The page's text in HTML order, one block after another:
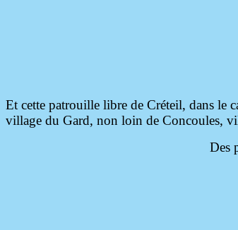
Et cette patrouille libre de Créteil, dans le
village du Gard, non loin de Concoules,
Des